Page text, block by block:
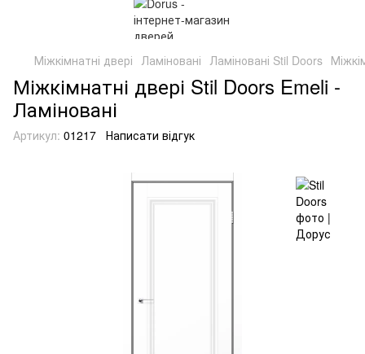
Міжкімнатні двері Ламіновані Ламіновані Stil Doors
Міжкімнатні двері Stil Doors Emeli -
Ламіновані
Артикул: 01217 Написати відгук